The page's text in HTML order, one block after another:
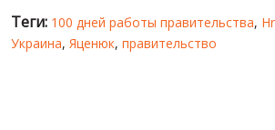
Теги: 100 дней работы правительства,
Украина, Яценюк, правительство